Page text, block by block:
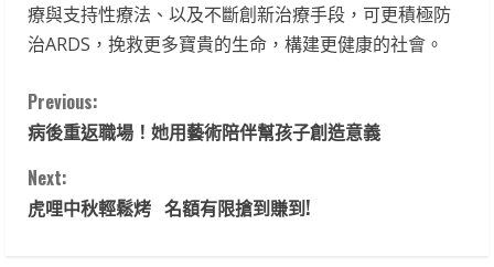
療與支持性療法、以及不斷創新治療手段，可更積極防
治ARDS，挽救更多寶貴的生命，構建更健康的社會。
C
o
n
Previous:
病後重返職場！她用藝術陪伴幫孩子創造意義
Next:
虎哩中秋輕鬆烤 名額有限搶到賺到!